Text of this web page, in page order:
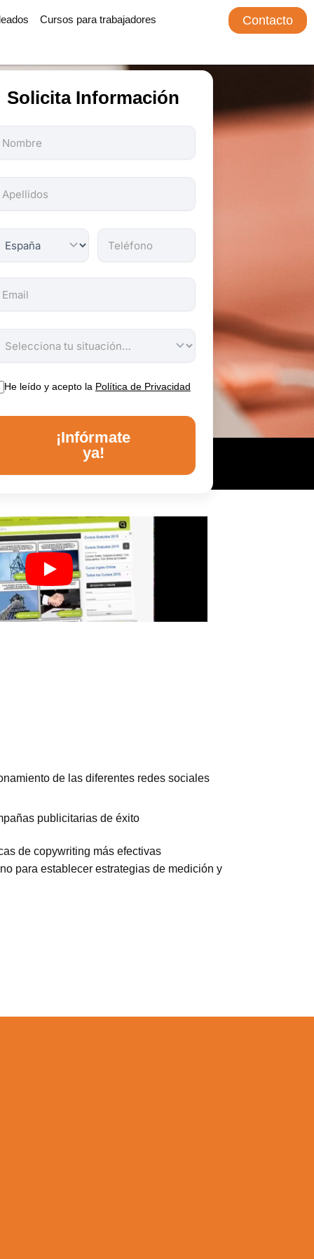
Cursos para trabajadores Contacto
Solicita Información
He leído y acepto la Política de Privacidad
¡Infórmate
ya!
de las diferentes redes sociales
publicitarias de éxito
de copywriting más efectivas
para establecer estrategias de medición y